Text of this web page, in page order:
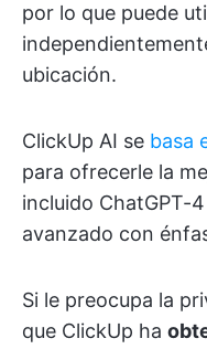
por lo que puede
ubicación.
ClickUp AI se basa
para ofrecerle la
incluido ChatGPT-
avanzado con
Si le preocupa la
que ClickUp ha